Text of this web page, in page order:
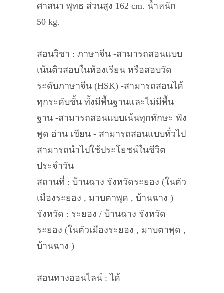
ศาสนา พุทธ ส่วนสูง 162 cm. น้ำหนัก
50 kg.
สอนวิชา : ภาษาจีน -สามารถสอนแบบ
เน้นติวสอบในห้องเรียน หรือสอบวัด
ระดับภาษาจีน (HSK) -สามารถสอนได้
ทุกระดับชั้น ทั้งมีพื้นฐานและไม่มีพื้น
ฐาน -สามารถสอนแบบเน้นทุกทักษะ ฟัง
พูด อ่าน เขียน - สามารถสอนแบบทั่วไป
สามารถนำไปใช้ประโยชน์ในชีวิต
ประจำวัน
สถานที่ : บ้านฉาง จังหวัดระยอง (ในตัว
เมืองระยอง , มาบตาพุด , บ้านฉาง )
จังหวัด : ระยอง / บ้านฉาง จังหวัด
ระยอง (ในตัวเมืองระยอง , มาบตาพุด ,
บ้านฉาง )
สอนทางออนไลน์ : ได้